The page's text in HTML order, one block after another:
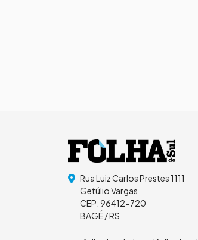
Rua Luiz Carlos Prestes 1111
Getúlio Vargas
CEP: 96412-720
BAGÉ / RS